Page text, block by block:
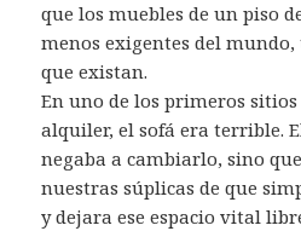
que los muebles de un piso
menos exigentes del mundo,
que existan.
En uno de los primeros
alquiler, el sofá era terrible.
negaba a cambiarlo, sino
nuestras súplicas de que
y dejara ese espacio vital